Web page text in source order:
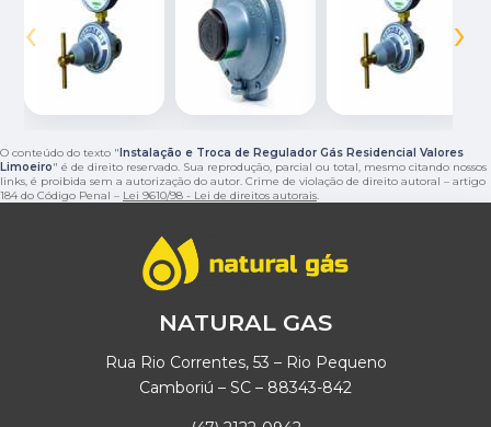
‹ ›
O conteúdo do texto "Instalação e Troca de Regulador Gás Residencial Valores
Limoeiro" é de direito reservado. Sua reprodução, parcial ou total, mesmo citando nossos
links, é proibida sem a autorização do autor. Crime de violação de direito autoral – artigo
184 do Código Penal – Lei 9610/98 - Lei de direitos autorais.
NATURAL GAS
Rua Rio Correntes, 53 – Rio Pequeno
Camboriú – SC – 88343-842